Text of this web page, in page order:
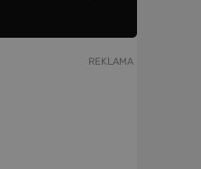
REKLAMA